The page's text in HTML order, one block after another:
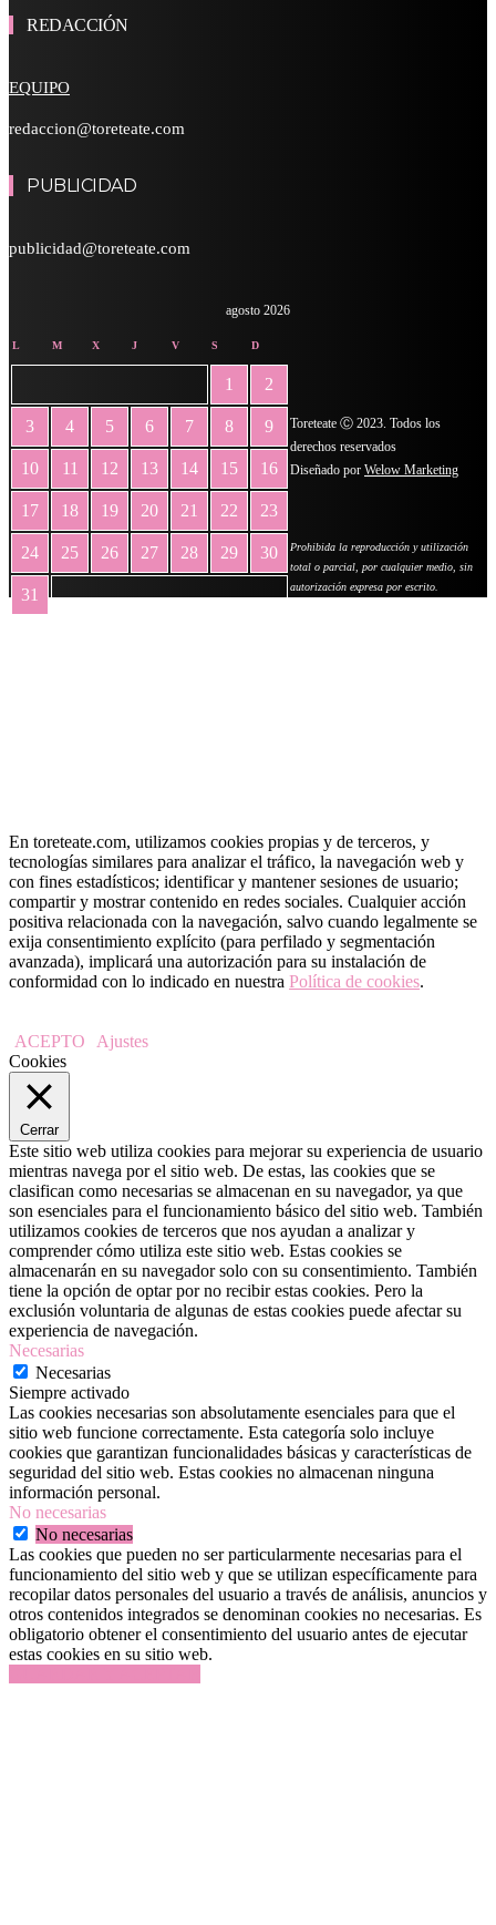
REDACCIÓN
EQUIPO
redaccion@toreteate.com
PUBLICIDAD
publicidad@toreteate.com
agosto 2026
L M X J V S D
1 2
3 4 5 6 7 8 9
10 11 12 13 14 15 16
17 18 19 20 21 22 23
24 25 26 27 28 29 30
31
Toreteate Ⓒ 2023. Todos los
derechos reservados
Diseñado por Welow Marketing
Prohibida la reproducción y utilización
total o parcial, por cualquier medio, sin
autorización expresa por escrito.
En toreteate.com, utilizamos cookies propias y de terceros, y
tecnologías similares para analizar el tráfico, la navegación web y
con fines estadísticos; identificar y mantener sesiones de usuario;
compartir y mostrar contenido en redes sociales. Cualquier acción
positiva relacionada con la navegación, salvo cuando legalmente se
exija consentimiento explícito (para perfilado y segmentación
avanzada), implicará una autorización para su instalación de
conformidad con lo indicado en nuestra Política de cookies.
ACEPTO
Ajustes
Cookies
Cerrar
Este sitio web utiliza cookies para mejorar su experiencia de usuario
mientras navega por el sitio web. De estas, las cookies que se
clasifican como necesarias se almacenan en su navegador, ya que
son esenciales para el funcionamiento básico del sitio web. También
utilizamos cookies de terceros que nos ayudan a analizar y
comprender cómo utiliza este sitio web. Estas cookies se
almacenarán en su navegador solo con su consentimiento. También
tiene la opción de optar por no recibir estas cookies. Pero la
exclusión voluntaria de algunas de estas cookies puede afectar su
experiencia de navegación.
Necesarias
Necesarias
Siempre activado
Las cookies necesarias son absolutamente esenciales para que el
sitio web funcione correctamente. Esta categoría solo incluye
cookies que garantizan funcionalidades básicas y características de
seguridad del sitio web. Estas cookies no almacenan ninguna
información personal.
No necesarias
No necesarias
Las cookies que pueden no ser particularmente necesarias para el
funcionamiento del sitio web y que se utilizan específicamente para
recopilar datos personales del usuario a través de análisis, anuncios y
otros contenidos integrados se denominan cookies no necesarias. Es
obligatorio obtener el consentimiento del usuario antes de ejecutar
estas cookies en su sitio web.